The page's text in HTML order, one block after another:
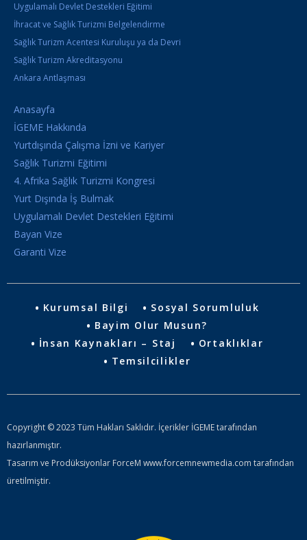
Uygulamalı Devlet Destekleri Eğitimi
İhracat ve Sağlık Turizmi Belgelendirme
Sağlık Turizm Acentesi Kuruluşu ya da Devri
Sağlık Turizm Akreditasyonu
Ankara Antlaşması
Anasayfa
İGEME Hakkında
Yurtdışında Çalışma İzni ve Kariyer
Sağlık Turizmi Eğitimi
4. Afrika Sağlık Turizmi Kongresi
Yurt Dışında İş Bulmak
Uygulamalı Devlet Destekleri Eğitimi
Bayan Vize
Garanti Vize
Kurumsal Bilgi
Sosyal Sorumluluk
Bayim Olur Musun?
İnsan Kaynakları – Staj
Ortaklıklar
Temsilcilikler
Copyright © 2023 Tüm Hakları Saklıdır. İçerikler İGEME tarafından
hazırlanmıştır.
Tasarım ve Prodüksiyonlar ForceM www.forcemnewmedia.com tarafından
üretilmiştir.